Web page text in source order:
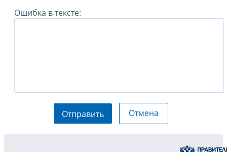
Ошибка в тексте:
Отправить Отмена